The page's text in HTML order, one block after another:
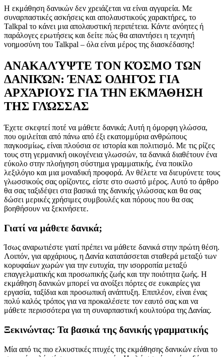
Η εκμάθηση δανικών δεν χρειάζεται να είναι αγγαρεία. Με
συναρπαστικές ασκήσεις και απολαυστικούς χαρακτήρες, το
Talkpal το κάνει μια απολαυστική περιπέτεια. Κάντε ανόητες ή
παράλογες ερωτήσεις και δείτε πώς θα απαντήσει η τεχνητή
νοημοσύνη του Talkpal – όλα είναι μέρος της διασκέδασης!
ΑΝΑΚΑΛΎΨΤΕ ΤΟΝ ΚΌΣΜΟ ΤΩΝ
ΔΑΝΙΚΏΝ: ΈΝΑΣ ΟΔΗΓΌΣ ΓΙΑ
ΑΡΧΆΡΙΟΥΣ ΓΙΑ ΤΗΝ ΕΚΜΆΘΗΣΗ
ΤΗΣ ΓΛΏΣΣΑΣ
Έχετε σκεφτεί ποτέ να μάθετε δανικά; Αυτή η όμορφη γλώσσα,
που ομιλείται από πάνω από έξι εκατομμύρια ανθρώπους
παγκοσμίως, είναι πλούσια σε ιστορία και πολιτισμό. Με τις ρίζες
τους στη γερμανική οικογένεια γλωσσών, τα δανικά διαθέτουν ένα
εύκολο στην πλοήγηση σύστημα γραμματικής, ένα ποικίλο
λεξιλόγιο και μια μοναδική προφορά. Αν θέλετε να διευρύνετε τους
γλωσσικούς σας ορίζοντες, είστε στο σωστό μέρος. Αυτό το άρθρο
θα σας ταξιδέψει στα βασικά της δανικής γλώσσας και θα σας
δώσει μερικές χρήσιμες συμβουλές και πόρους που θα σας
βοηθήσουν να ξεκινήσετε.
Γιατί να μάθετε δανικά;
Ίσως αναρωτιέστε γιατί πρέπει να μάθετε δανικά στην πρώτη θέση.
Λοιπόν, για αρχάριους, η Δανία κατατάσσεται σταθερά μεταξύ των
κορυφαίων χωρών για την ευτυχία, την ισορροπία μεταξύ
επαγγελματικής και προσωπικής ζωής και την ποιότητα ζωής. Η
εκμάθηση δανικών μπορεί να ανοίξει πόρτες σε ευκαιρίες για
εργασία, ταξίδια και προσωπική ανάπτυξη. Επιπλέον, είναι ένας
πολύ καλός τρόπος για να προκαλέσετε τον εαυτό σας και να
μάθετε περισσότερα για τη συναρπαστική κουλτούρα της Δανίας.
Ξεκινώντας: Τα βασικά της δανικής γραμματικής
Μία από τις πιο ελκυστικές πτυχές της εκμάθησης δανικών είναι το